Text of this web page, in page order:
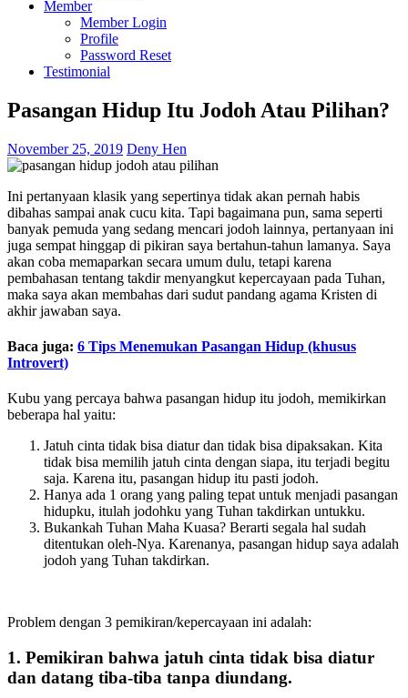
Member
Member Login
Profile
Password Reset
Testimonial
Pasangan Hidup Itu Jodoh Atau Pilihan?
November 25, 2019 Deny Hen
Ini pertanyaan klasik yang sepertinya tidak akan pernah habis
dibahas sampai anak cucu kita. Tapi bagaimana pun, sama seperti
banyak pemuda yang sedang mencari jodoh lainnya, pertanyaan ini
juga sempat hinggap di pikiran saya bertahun-tahun lamanya. Saya
akan coba memaparkan secara umum dulu, tetapi karena
pembahasan tentang takdir menyangkut kepercayaan pada Tuhan,
maka saya akan membahas dari sudut pandang agama Kristen di
akhir jawaban saya.
Baca juga: 6 Tips Menemukan Pasangan Hidup (khusus
Introvert)
Kubu yang percaya bahwa pasangan hidup itu jodoh, memikirkan
beberapa hal yaitu:
Jatuh cinta tidak bisa diatur dan tidak bisa dipaksakan. Kita
tidak bisa memilih jatuh cinta dengan siapa, itu terjadi begitu
saja. Karena itu, pasangan hidup itu pasti jodoh.
Hanya ada 1 orang yang paling tepat untuk menjadi pasangan
hidupku, itulah jodohku yang Tuhan takdirkan untukku.
Bukankah Tuhan Maha Kuasa? Berarti segala hal sudah
ditentukan oleh-Nya. Karenanya, pasangan hidup saya adalah
jodoh yang Tuhan takdirkan.
Problem dengan 3 pemikiran/kepercayaan ini adalah:
1. Pemikiran bahwa jatuh cinta tidak bisa diatur
dan datang tiba-tiba tanpa diundang.